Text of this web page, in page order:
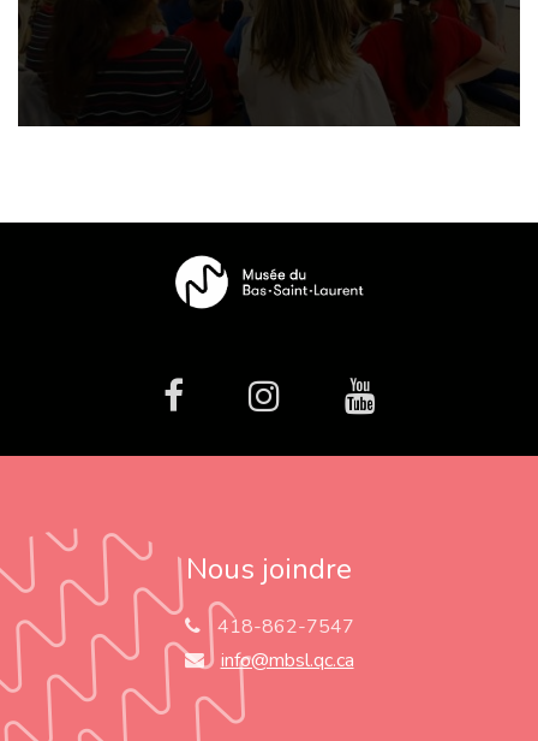
facebookInstagramYoutube
Nous joindre
418-862-7547
info@mbsl.qc.ca